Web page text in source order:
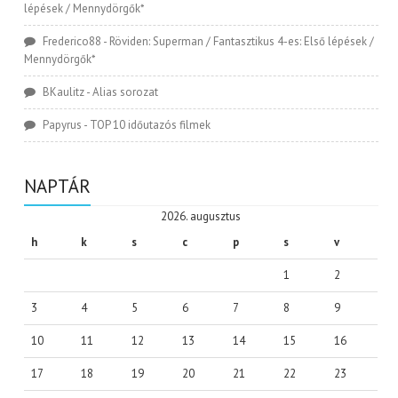
lépések / Mennydörgők*
Frederico88 - Röviden: Superman / Fantasztikus 4-es: Első lépések /
Mennydörgők*
BKaulitz-Alias sorozat
Papyrus - TOP 10 időutazós filmek
NAPTÁR
2026. augusztus
h
k s c p s v
1 2
3 4 5 6 7 8 9
10 11 12 13 14 15 16
17 18 19 20 21 22 23